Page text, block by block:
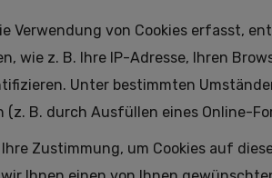
Verwendung von Cookies erfasst,
wie z. B. Ihre IP-Adresse, Ihren
Unter bestimmten
B. durch Ausfüllen eines Online-
Zustimmung, um Cookies auf